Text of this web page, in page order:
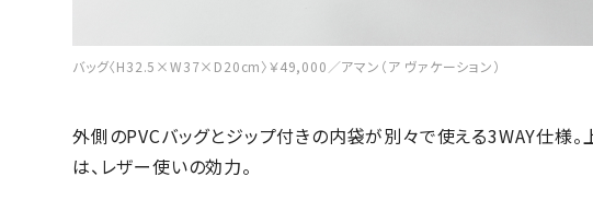
バッグ〈H32.5×W37×D20cm〉￥49,000／アマン（ア ヴァケーション）
外側のPVCバッグとジップ付きの内袋が別々で使える3WAY仕様
は、レザー使いの効力。